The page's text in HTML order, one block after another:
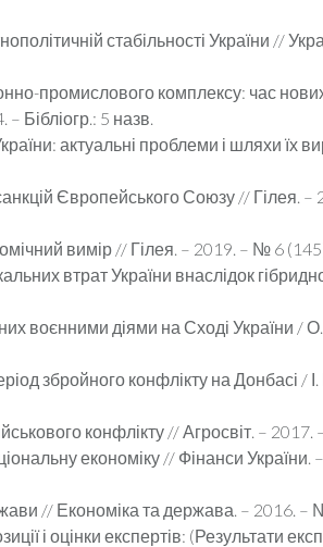
стабільності України //
промислового комплексу: час
Бібліогр.: 5 назв.
актуальні проблеми і шляхи їх
Європейського Союзу // Гілея. –
вимір // Гілея. – 2019. – № 6
втрат України внаслідок
воєнними діями на Сході України /
збройного конфлікту на Донбасі
конфлікту // Агросвіт. –
економіку // Фінанси
// Економіка та держава. – 2016. –
і оцінки експертів: (Результати